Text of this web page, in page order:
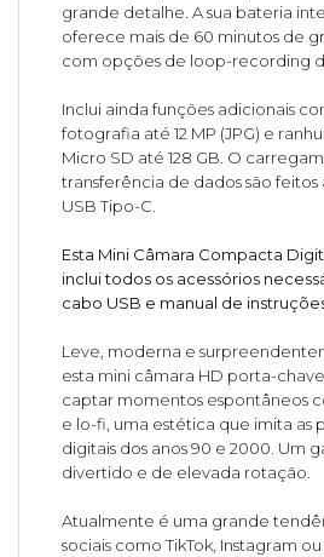
grande detalhe. A sua bateria
oferece mais de 60 minutos de
com opções de loop-recording
Inclui ainda funções adicionais
fotografia até 12 MP (JPG) e
Micro SD até 128 GB. O
transferência de dados são
USB Tipo-C.
Esta Mini Câmara Compacta
inclui todos os acessórios
cabo USB e manual de
Leve, moderna e
esta mini câmara HD porta-
captar momentos espontâneos
e lo-fi, uma estética que imita as
digitais dos anos 90 e 2000. Um
divertido e de elevada rotação.
Atualmente é uma grande
sociais como TikTok, Instagram